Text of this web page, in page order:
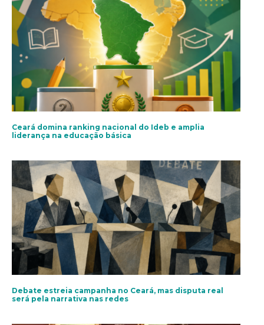
Ceará domina ranking nacional do Ideb e amplia
liderança na educação básica
Debate estreia campanha no Ceará, mas disputa real
será pela narrativa nas redes